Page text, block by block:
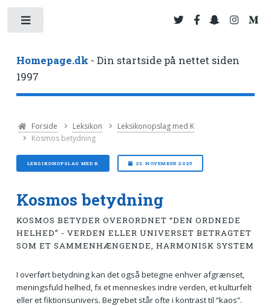
Homepage.dk - Din startside på nettet siden
1997
Forside Leksikon
Leksikonopslag med K
Kosmos betydning
LEKSIKONOPSLAG MED K 23. NOVEMBER 2025
Kosmos betydning
KOSMOS BETYDER OVERORDNET “DEN ORDNEDE
HELHED” - VERDEN ELLER UNIVERSET BETRAGTET
SOM ET SAMMENHÆNGENDE, HARMONISK SYSTEM
I overført betydning kan det også betegne enhver afgrænset,
meningsfuld helhed, fx et menneskes indre verden, et kulturfelt
eller et fiktionsunivers. Begrebet står ofte i kontrast til “kaos”.